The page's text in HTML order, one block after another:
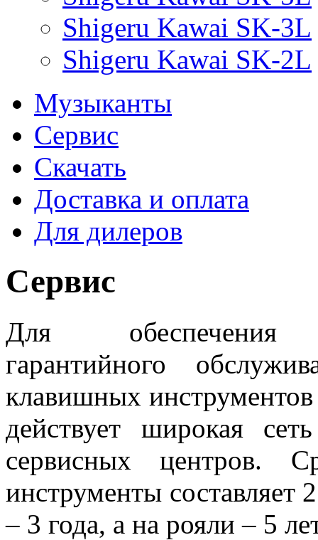
Shigeru Kawai SK-3L
Shigeru Kawai SK-2L
Музыканты
Сервис
Скачать
Доставка и оплата
Для дилеров
Сервис
Для обеспечения
гарантийного
клавишных
действует широкая
сервисных центров.
инструменты составляет
– 3 года, а на рояли – 5